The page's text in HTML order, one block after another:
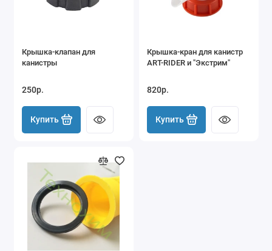
Крышка-клапан для
канистры
250р.
Купить
Крышка-кран для канистр
ART-RIDER и "Экстрим"
820р.
Купить